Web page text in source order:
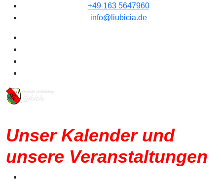
+49 163 5647960
info@liubicia.de
Unser Kalender und
unsere Veranstaltungen